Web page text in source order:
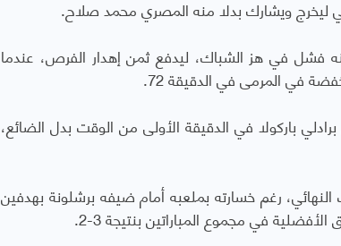
ليخرج ويشارك بدلا منه المصري محمد صلاح.
فشل في هز الشباك، ليدفع ثمن إهدار الفرص، عندما
في المرمى في الدقيقة 72.
باركولا في الدقيقة الأولى من الوقت بدل الضائع،
رغم خسارته بملعبه أمام ضيفه برشلونة بهدفين
في مجموع المباراتين بنتيجة 3-2.